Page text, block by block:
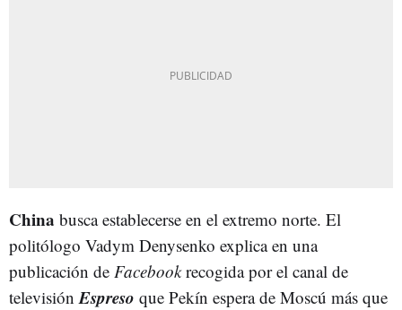
China busca establecerse en el extremo norte. El
politólogo Vadym Denysenko explica en una
publicación de Facebookrecogida por el canal de
televisión Espreso que Pekín espera de Moscú más que